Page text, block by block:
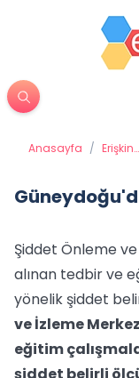
Anasayfa / Erişkin
Şiddet Önleme
alınan tedbir ve
yönelik şiddet
ve İzleme
eğitim